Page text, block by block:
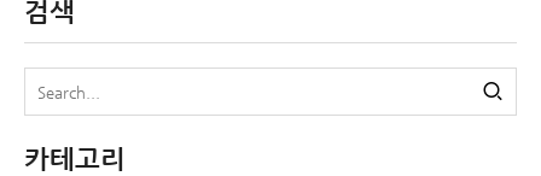
검색
카테고리